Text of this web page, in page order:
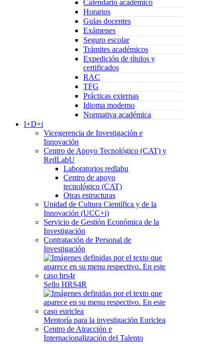
Calendario académico
Horarios
Guías docentes
Exámenes
Seguro escolar
Trámites académicos
Expedición de títulos y
certificados
RAC
TFG
Prácticas externas
Idioma moderno
Normativa académica
I+D+i
Vicegerencia de Investigación e
Innovación
Centro de Apoyo Tecnológico (CAT) y
RedLabU
Laboratorios redlabu
Centro de apoyo
tecnológico (CAT)
Otras estructuras
Unidad de Cultura Científica y de la
Innovación (UCC+i)
Servicio de Gestión Económica de la
Investigación
Contratación de Personal de
Investigación
Sello HRS4R
Mentoría para la investigación Euriclea
Centro de Atracción e
Internacionalización del Talento